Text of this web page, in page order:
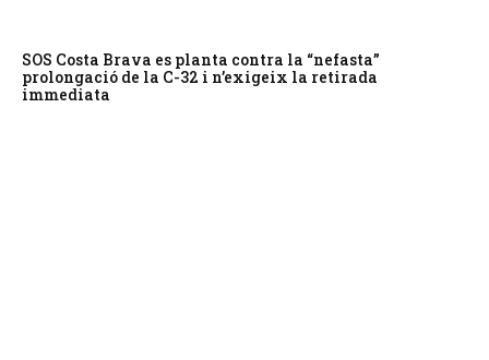
SOS Costa Brava es planta contra la “nefasta”
prolongació de la C-32 i n’exigeix la retirada
immediata